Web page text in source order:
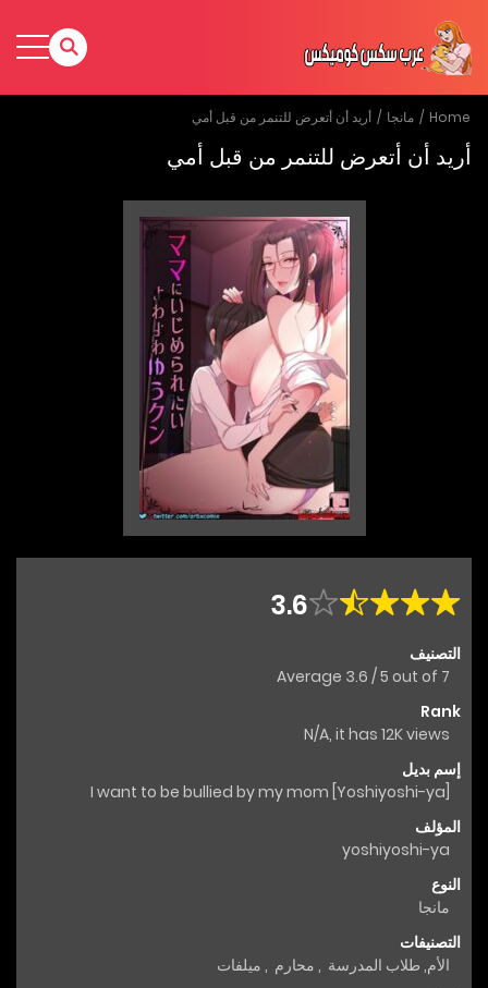
Home مانجا أريد أن أتعرض للتنمر من قبل أمي
أريد أن أتعرض للتنمر من قبل أمي
3.6
التصنيف
Average 3.6 /5 out of 7
Rank
N/A, it has 12K views
إسم بديل
المؤلف
yoshiyoshi-ya
النوع
مانجا
التصنيفات
الأم, طلاب المدرسة , محارم , ميلفات